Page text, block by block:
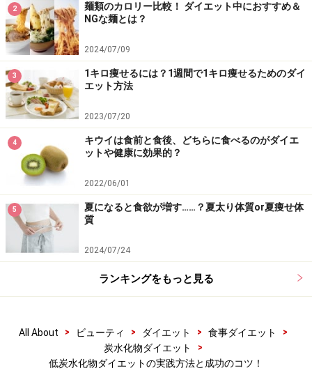
2
麺類のカロリー比較！ ダイエット中におすすめ＆
NGな麺とは？
2024/07/09
3
1キロ痩せるには？1週間で1キロ痩せるためのダイ
エット方法
2023/07/20
4
キウイは食前と食後、どちらに食べるのがダイエ
ットや健康に効果的？
2022/06/01
5
夏になると食欲が増す……？夏太り体質or夏痩せ体
質
2024/07/24
ランキングをもっと見る
All About > ビューティ > ダイエット > 食事ダイエット
>
炭水化物ダイエット
>
低炭水化物ダイエットの実践方法と成功のコツ！